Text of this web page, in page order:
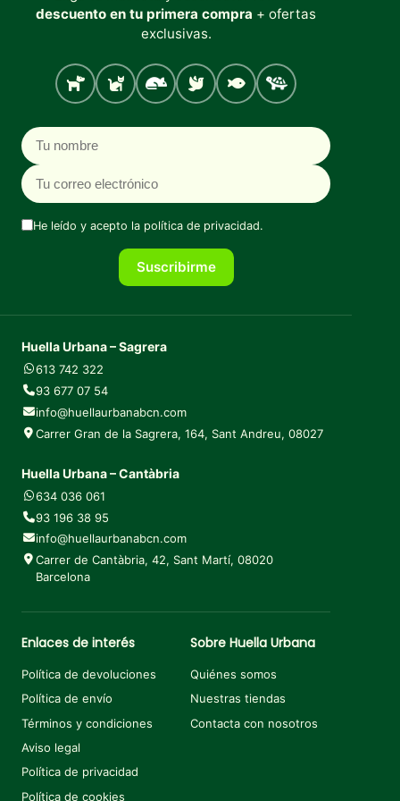
descuento en tu primera compra + ofertas
exclusivas.
Perro Gato Roedores
Aves PecesTortugas
Nombre
Correo electrónico
He leído y acepto la política de privacidad.
Suscribirme
Huella Urbana – Sagrera
613 742 322
93 677 07 54
info@huellaurbanabcn.com
Carrer Gran de la Sagrera, 164, Sant Andreu, 08027
Huella Urbana – Cantàbria
634 036 061
93 196 38 95
info@huellaurbanabcn.com
Carrer de Cantàbria, 42, Sant Martí, 08020
Barcelona
Enlaces de interés
Política de devoluciones
Política de envío
Términos y condiciones
Aviso legal
Política de privacidad
Política de cookies
Sobre Huella Urbana
Quiénes somos
Nuestras tiendas
Contacta con nosotros